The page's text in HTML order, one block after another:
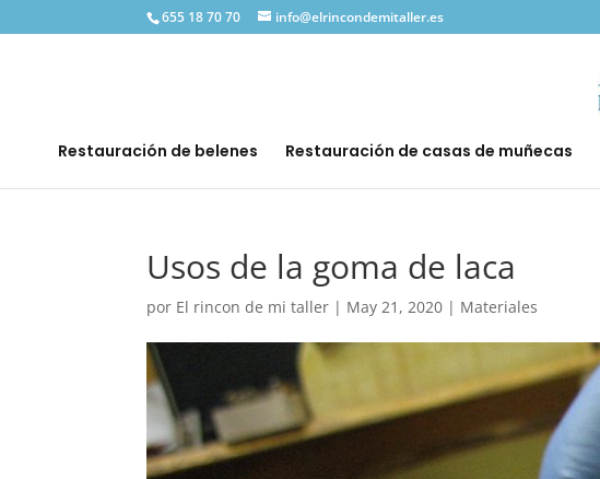
655 18 70 70 info@elrincondemitaller.es
Restauración de belenes Restauración de casas de muñecas
Usos de la goma de laca
por El rincon de mi taller | May 21, 2020 | Materiales